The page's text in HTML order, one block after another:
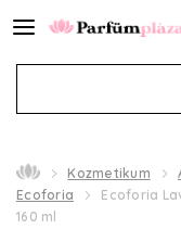
Kozmetikum
Ecoforia
Ecoforia
160 ml